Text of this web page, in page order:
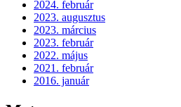
2024. február
2023. augusztus
2023. március
2023. február
2022. május
2021. február
2016. január